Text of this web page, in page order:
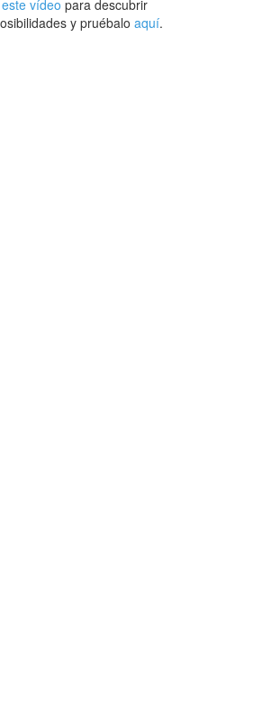
vídeo para descubrir
y pruébalo aquí.